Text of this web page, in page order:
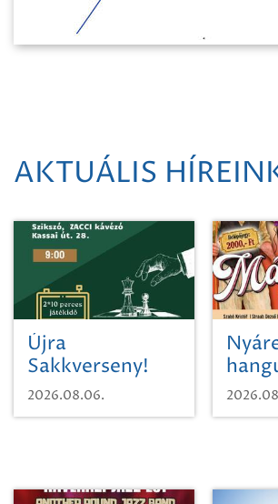
AKTUÁLIS
Újra
Sakkverseny!
2026.08.06.